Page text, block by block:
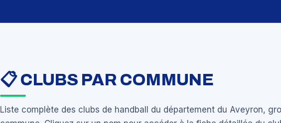
📋 CLUBS PAR COMMUNE
Liste complète des clubs de handball du département du Aveyron,